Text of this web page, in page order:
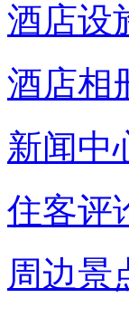
酒店设
酒店相
新闻中
住客评
周边景